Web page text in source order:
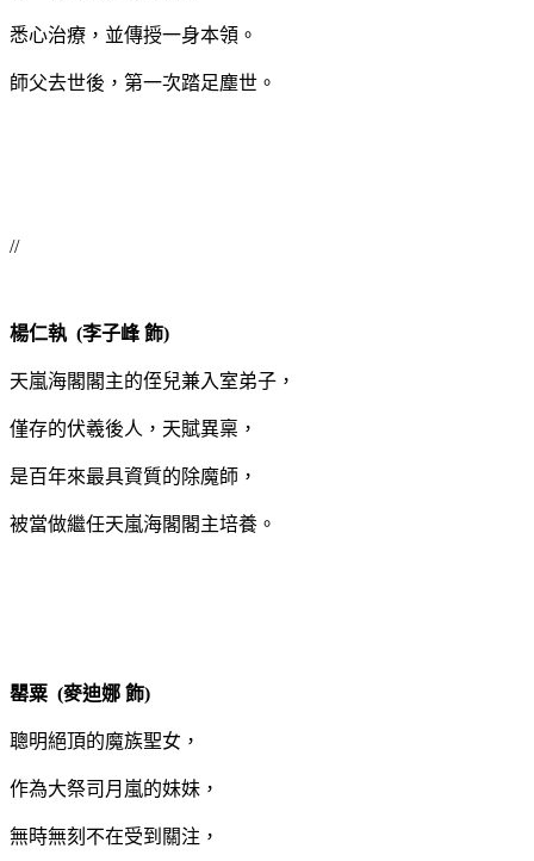
悉心治療，並傳授一身本領。
師父去世後，第一次踏足塵世。
//
楊仁執 (李子峰 飾)
天嵐海閣閣主的侄兒兼入室弟子，
僅存的伏羲後人，天賦異稟，
是百年來最具資質的除魔師，
被當做繼任天嵐海閣閣主培養。
罌粟 (麥迪娜 飾)
聰明絕頂的魔族聖女，
作為大祭司月嵐的妹妹，
無時無刻不在受到關注，